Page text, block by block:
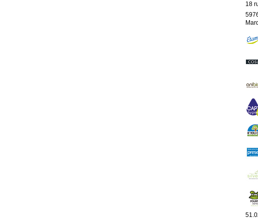
18